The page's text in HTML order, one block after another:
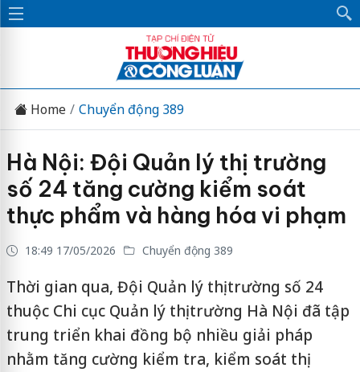
Home Chuyển động 389
Hà Nội: Đội Quản lý thị trường
số 24 tăng cường kiểm soát
thực phẩm và hàng hóa vi phạm
18:49 17/05/2026 Chuyển động 389
Thời gian qua, Đội Quản lý thị trường số 24
thuộc Chi cục Quản lý thị trường Hà Nội đã tập
trung triển khai đồng bộ nhiều giải pháp
nhằm tăng cường kiểm tra, kiểm soát thị